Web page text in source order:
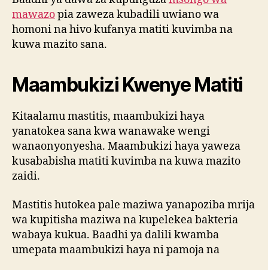
mawazopia zaweza kubadili uwiano wa
homoni na hivo kufanya matiti kuvimba na
kuwa mazito sana.
Maambukizi Kwenye Matiti
Kitaalamu mastitis, maambukizi haya
yanatokea sana kwa wanawake wengi
wanaonyonyesha. Maambukizi haya yaweza
kusababisha matiti kuvimba na kuwa mazito
zaidi.
Mastitis hutokea pale maziwa yanapoziba mrija
wa kupitisha maziwa na kupelekea bakteria
wabaya kukua. Baadhi ya dalili kwamba
umepata maambukizi haya ni pamoja na